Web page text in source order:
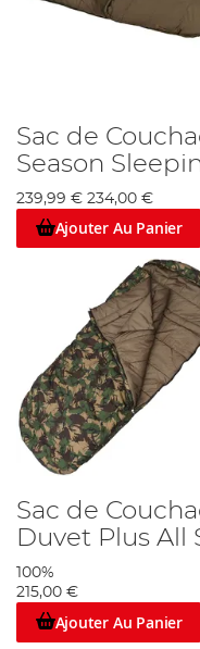
Sac de
Season
239,99 € 234,00 €
Ajouter Au Panier
Sac de
Duvet Plus All
100%
215,00 €
Ajouter Au Panier